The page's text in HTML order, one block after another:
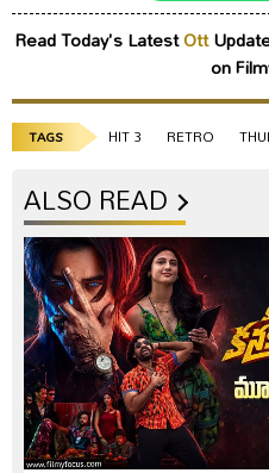
Read Today's LatestOtt
on
TAGS HIT 3 RETRO
ALSO READ